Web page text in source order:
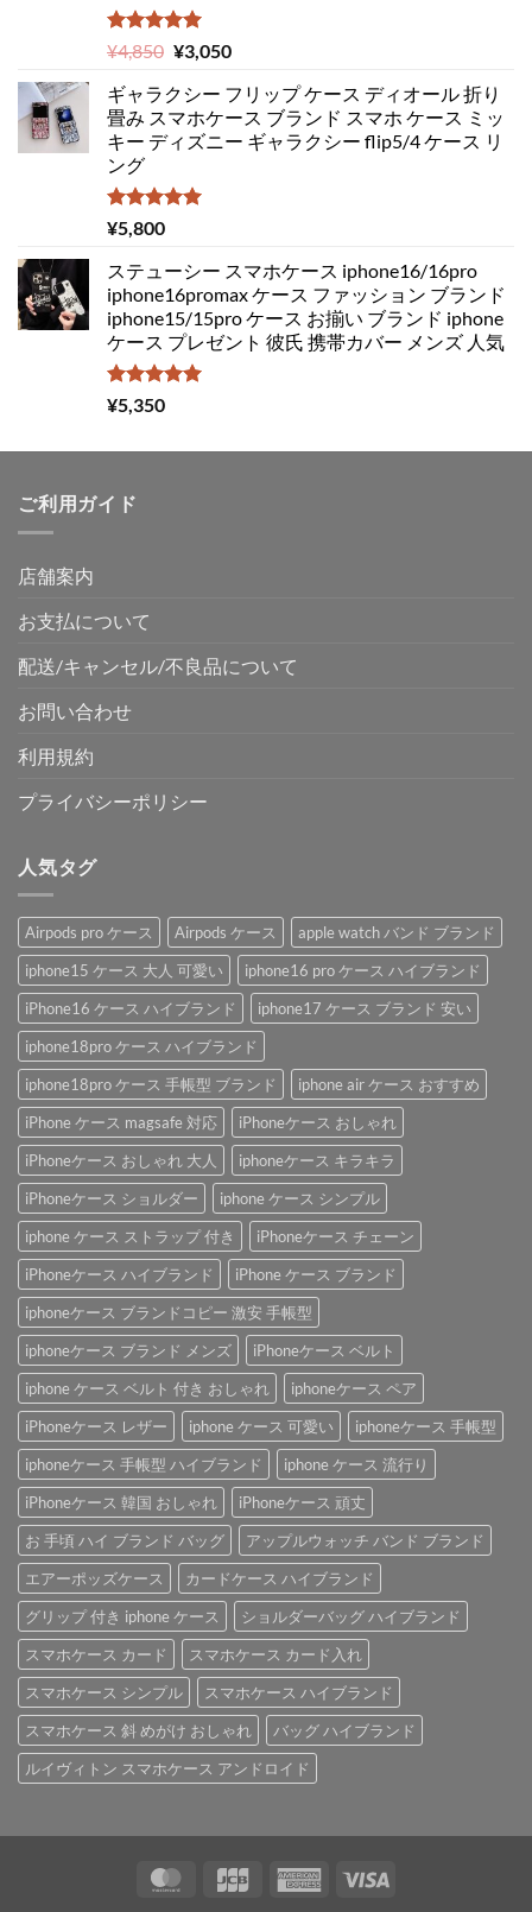
5段階中
5.00
の評価
¥4,850 元
価
格
は
で
¥3,050現
の
価
格
ギャラクシー フリップ ケース ディオール 折り
畳み スマホケース ブランド スマホ ケース ミッ
キー ディズニー ギャラクシー flip5/4 ケース リ
ング
5段階中
5.00
¥5,800
ステューシー スマホケース iphone16/16pro
iphone16promax ケース ファッション ブランド
iphone15/15pro ケース お揃い ブランド iphone
ケース プレゼント 彼氏 携帯カバー メンズ 人気
5段階中
5.00
¥5,350
ご利用ガイド
店舗案内
お支払について
配送/キャンセル/不良品について
お問い合わせ
利用規約
プライバシーポリシー
人気タグ
Airpods pro ケース Airpods ケース
apple watch バンド ブランド
iphone15 ケース 大人 可愛い
iphone16 pro ケース ハイブランド
iPhone16 ケース ハイブランド
iphone17 ケース ブランド 安い
iphone18pro ケース ハイブランド
iphone18pro ケース 手帳型 ブランド
iphone air ケース おすすめ
iPhone ケース magsafe 対応
iPhoneケース おしゃれ
iPhoneケース おしゃれ 大人
iphoneケース キラキラ
iPhoneケース ショルダー
iphone ケース シンプル
iphone ケース ストラップ 付き
iPhoneケース チェーン
iPhoneケース ハイブランド
iPhone ケース ブランド
iphoneケース ブランドコピー 激安 手帳型
iphoneケース ブランド メンズ
iPhoneケース ベルト
iphone ケース ベルト 付き おしゃれ
iphoneケース ペア
iPhoneケース レザー
iphone ケース 可愛い
iphoneケース 手帳型
iphoneケース 手帳型 ハイブランド
iphone ケース 流行り
iPhoneケース 韓国 おしゃれ
iPhoneケース 頑丈
お 手頃 ハイ ブランド バッグ
アップルウォッチ バンド ブランド
エアーポッズケース
カードケース ハイブランド
グリップ 付き iphone ケース
ショルダーバッグ ハイブランド
スマホケース カード
スマホケース カード入れ
スマホケース シンプル
スマホケース ハイブランド
スマホケース 斜 めがけ おしゃれ
バッグ ハイブランド
ルイヴィトン スマホケース アンドロイド
MasterCard
JCB
American